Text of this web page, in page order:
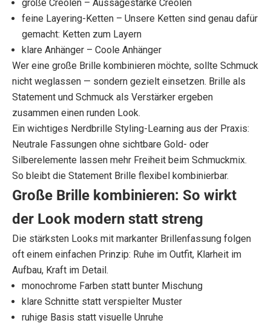
große Creolen – Aussagestarke Creolen
feine Layering-Ketten – Unsere Ketten sind genau dafür
gemacht: Ketten zum Layern
klare Anhänger – Coole Anhänger
Wer eine große Brille kombinieren möchte, sollte Schmuck
nicht weglassen — sondern gezielt einsetzen. Brille als
Statement und Schmuck als Verstärker ergeben
zusammen einen runden Look.
Ein wichtiges Nerdbrille Styling-Learning aus der Praxis:
Neutrale Fassungen ohne sichtbare Gold- oder
Silberelemente lassen mehr Freiheit beim Schmuckmix.
So bleibt die Statement Brille flexibel kombinierbar.
Große Brille kombinieren: So wirkt
der Look modern statt streng
Die stärksten Looks mit markanter Brillenfassung folgen
oft einem einfachen Prinzip: Ruhe im Outfit, Klarheit im
Aufbau, Kraft im Detail.
monochrome Farben statt bunter Mischung
klare Schnitte statt verspielter Muster
ruhige Basis statt visuelle Unruhe
m